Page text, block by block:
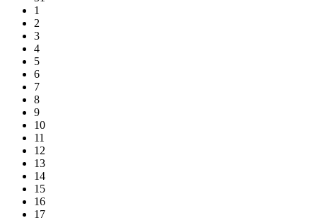
1
2
3
4
5
6
7
8
9
10
11
12
13
14
15
16
17